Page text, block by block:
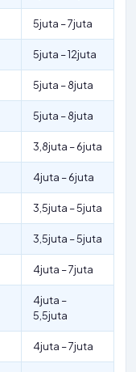
5juta – 7juta
5juta – 12juta
5juta – 8juta
5juta – 8juta
3,8juta – 6juta
4juta – 6juta
3,5juta – 5juta
3,5juta – 5juta
4juta – 7juta
4juta –
5,5juta
4juta – 7juta